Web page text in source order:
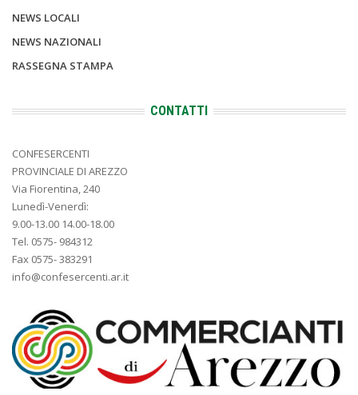
NEWS LOCALI
NEWS NAZIONALI
RASSEGNA STAMPA
CONTATTI
CONFESERCENTI
PROVINCIALE DI AREZZO
Via Fiorentina, 240
Lunedì-Venerdì:
9.00-13.00 14.00-18.00
Tel. 0575- 984312
Fax 0575- 383291
info@confesercenti.ar.it